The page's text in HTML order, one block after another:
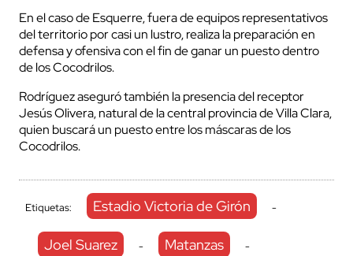
En el caso de Esquerre, fuera de equipos representativos
del territorio por casi un lustro, realiza la preparación en
defensa y ofensiva con el fin de ganar un puesto dentro
de los Cocodrilos.
Rodríguez aseguró también la presencia del receptor
Jesús Olivera, natural de la central provincia de Villa Clara,
quien buscará un puesto entre los máscaras de los
Cocodrilos.
Etiquetas: Estadio Victoria de Girón -
Joel Suarez - Matanzas -